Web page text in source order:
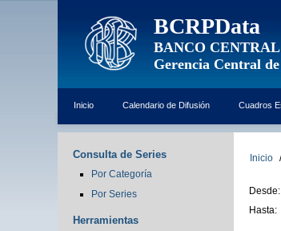
BCRPData
BANCO
Gerencia Central
Inicio Calendario de Difusión Cuadros
Consulta de Series
Por Categoría
Por Series
Herramientas
Inicio /
Desde:
Hasta: